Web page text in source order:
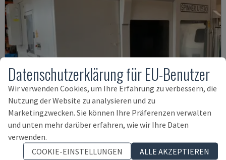
U5-1530
Datenschutzerklärung für EU-Benutzer
Wir verwenden Cookies, um Ihre Erfahrung zu verbessern, die
Nutzung der Website zu analysieren und zu
Marketingzwecken. Sie können Ihre Präferenzen verwalten
und unten mehr darüber erfahren, wie wir Ihre Daten
verwenden.
COOKIE-EINSTELLUNGEN
ALLE AKZEPTIEREN